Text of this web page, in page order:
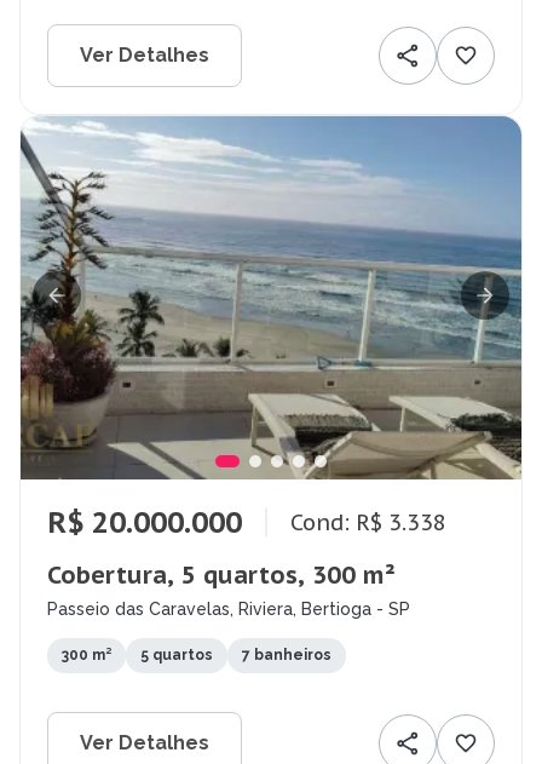
Ver Detalhes
R$ 20.000.000 Cond: R$ 3.338
Cobertura, 5 quartos, 300 m²
Passeio das Caravelas, Riviera, Bertioga - SP
300 m² 5 quartos 7 banheiros
Ver Detalhes